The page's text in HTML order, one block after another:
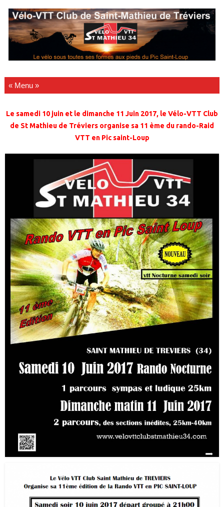
Passer au contenu
Le samedi 10 juin et le dimanche 11 Juin 2017, le Vélo-VTT Club
de St Mathieu de Tréviers organise sa 11 ème du rando-Raid
VTT en Pic saint-Loup